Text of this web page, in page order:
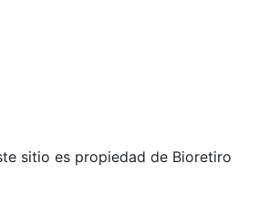
sitio es propiedad de Bioretiro